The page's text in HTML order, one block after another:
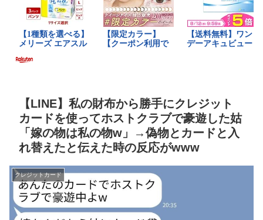
【LINE】私の財布から勝手にクレジット
カードを使ってホストクラブで豪遊した姑
「嫁の物は私の物w」→偽物とカードと入
れ替えたと伝えた時の反応がwww
クレジットカード